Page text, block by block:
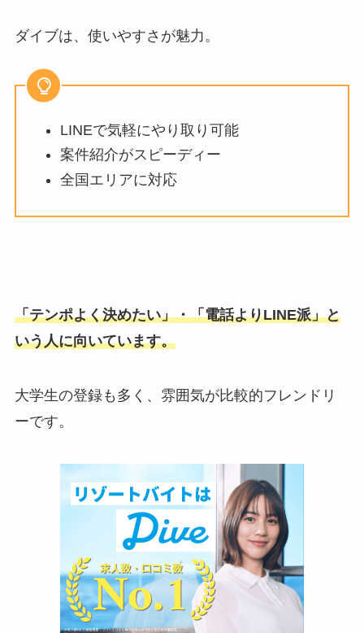
ダイブは、使いやすさが魅力。
LINEで気軽にやり取り可能
案件紹介がスピーディー
全国エリアに対応
「テンポよく決めたい」・「電話よりLINE派」と
いう人に向いています。
大学生の登録も多く、雰囲気が比較的フレンドリ
ーです。